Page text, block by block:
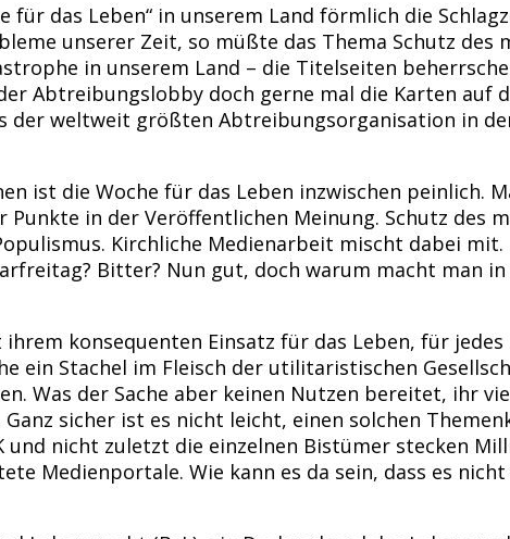
für das Leben“ in unserem Land förmlich die
unserer Zeit, so müßte das Thema Schutz des
in unserem Land – die Titelseiten
Abtreibungslobby doch gerne mal die Karten auf
der weltweit größten Abtreibungsorganisation in
ist die Woche für das Leben inzwischen
in der Veröffentlichen Meinung. Schutz des
Kirchliche Medienarbeit mischt dabei
Bitter? Nun gut, doch warum macht man
konsequenten Einsatz für das Leben, für
ein Stachel im Fleisch der utilitaristischen
Was der Sache aber keinen Nutzen bereitet, ihr
sicher ist es nicht leicht, einen solchen
und nicht zuletzt die einzelnen Bistümer stecken
Medienportale. Wie kann es da sein, dass es